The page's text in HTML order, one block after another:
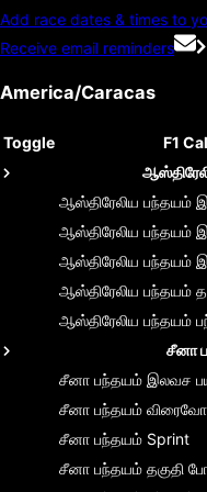
Add race dates & times to
Receive email reminders
America/Caracas
Toggle F1
ஆஸ்திரேலிய பந்தயம்
ஆஸ்திரேலிய பந்தயம்
ஆஸ்திரேலிய பந்தயம்
ஆஸ்திரேலிய பந்தயம்
ஆஸ்திரேலிய பந்தயம்
சீனா
சீனா பந்தயம் இலவச
சீனா பந்தயம்
சீனா பந்தயம் Sprint
சீனா பந்தயம் தகுதி